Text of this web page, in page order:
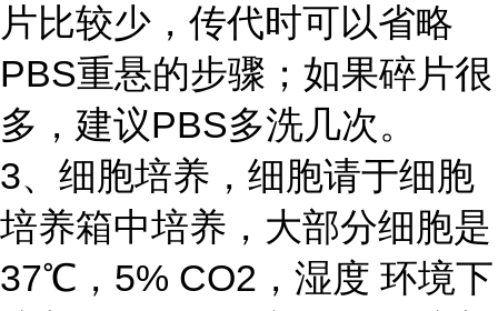
片比较少，传代时可以省略
PBS重悬的步骤；如果碎片很
多，建议PBS多洗几次。
3、细胞培养，细胞请于细胞
培养箱中培养，大部分细胞是
37℃，5% CO2，湿度 环境下